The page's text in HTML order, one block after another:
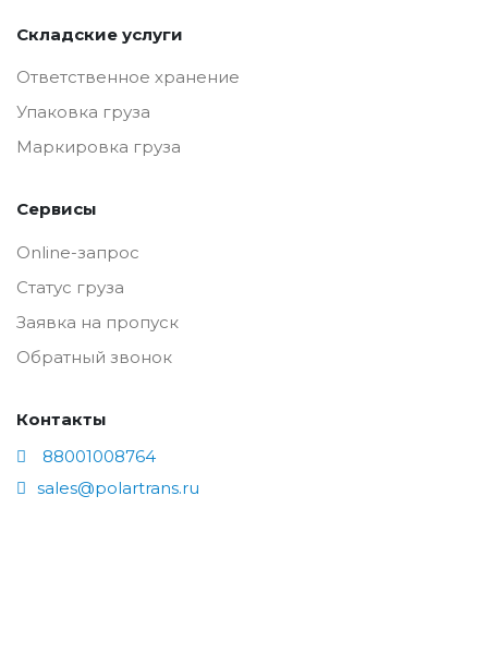
Складские услуги
Ответственное хранение
Упаковка груза
Маркировка груза
Сервисы
Online-запрос
Статус груза
Заявка на пропуск
Обратный звонок
Контакты
88001008764
sales@polartrans.ru